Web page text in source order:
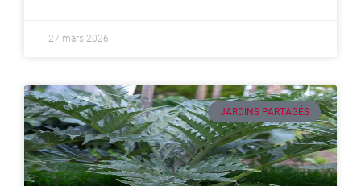
27 mars 2026
JARDINS PARTAGÉS